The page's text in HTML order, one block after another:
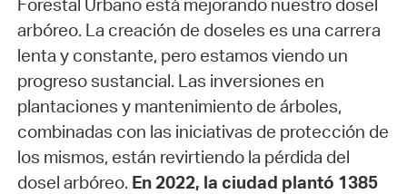
arbóreo. La creación de doseles es una carrera
lenta y constante, pero estamos viendo un
progreso sustancial. Las inversiones en
plantaciones y mantenimiento de árboles,
combinadas con las iniciativas de protección de
los mismos, están revirtiendo la pérdida del
dosel arbóreo. En 2022, la ciudad plantó 1385